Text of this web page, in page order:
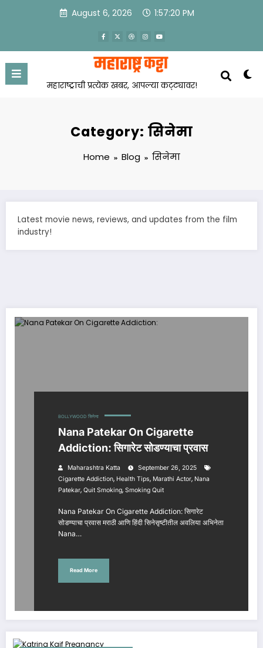
August 6, 2026 1:57:20 PM
महाराष्ट्राची प्रत्येक खबर, आपल्या कट्ट्यावर!
Category: सिनेमा
Home Blog सिनेमा
Latest movie news, reviews, and updates from the film
industry!
BOLLYWOOD सिनेमा
Nana Patekar On Cigarette
Addiction: सिगारेट सोडण्याचा प्रवास
Maharashtra Katta
September 26, 2025
Cigarette Addiction, Health Tips, Marathi Actor, Nana
Patekar, Quit Smoking, Smoking Quit
Nana Patekar On Cigarette Addiction: सिगारेट
सोडण्याचा प्रवास मराठी आणि हिंदी सिनेसृष्टीतील अवलिया अभिनेता
Nana…
Read More